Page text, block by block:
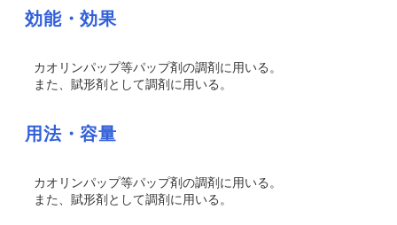
効能・効果
カオリンパップ等パップ剤の調剤に用いる。
また、賦形剤として調剤に用いる。
用法・容量
カオリンパップ等パップ剤の調剤に用いる。
また、賦形剤として調剤に用いる。